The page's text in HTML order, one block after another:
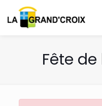
Fête